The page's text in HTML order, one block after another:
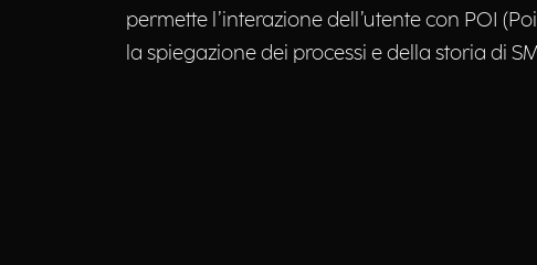
permette l’interazione dell’utente con POI
la spiegazione dei processi e della storia di